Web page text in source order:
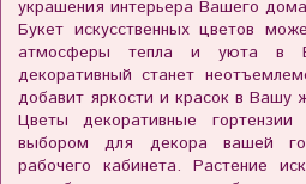
украшения интерьера Вашего
Букет искусственных цветов
атмосферы тепла и уюта в
декоративный станет
добавит яркости и красок в Вашу
Цветы декоративные
выбором для декора вашей
рабочего кабинета. Растение